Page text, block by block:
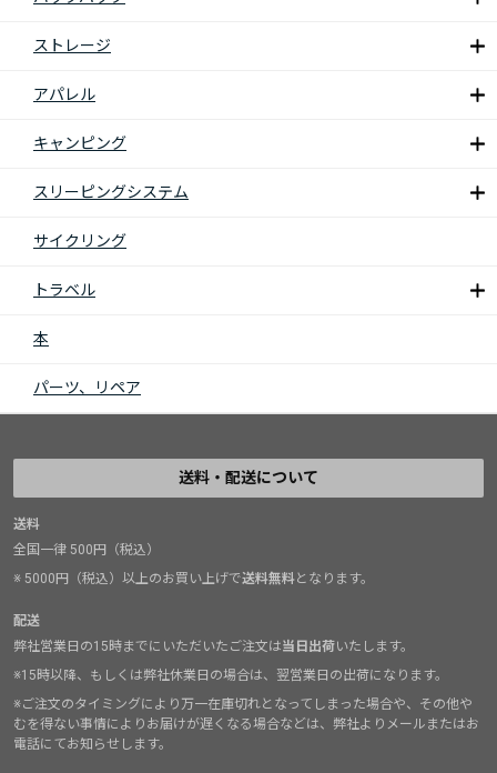
ストレージ
アパレル
キャンピング
スリーピングシステム
サイクリング
トラベル
本
パーツ、リペア
送料・配送について
送料
全国一律 500円（税込）
※ 5000円（税込）以上のお買い上げで送料無料となります。
配送
弊社営業日の15時までにいただいたご注文は当日出荷いたします。
※15時以降、もしくは弊社休業日の場合は、翌営業日の出荷になります。
※ご注文のタイミングにより万一在庫切れとなってしまった場合や、その他や
むを得ない事情によりお届けが遅くなる場合などは、弊社よりメールまたはお
電話にてお知らせします。